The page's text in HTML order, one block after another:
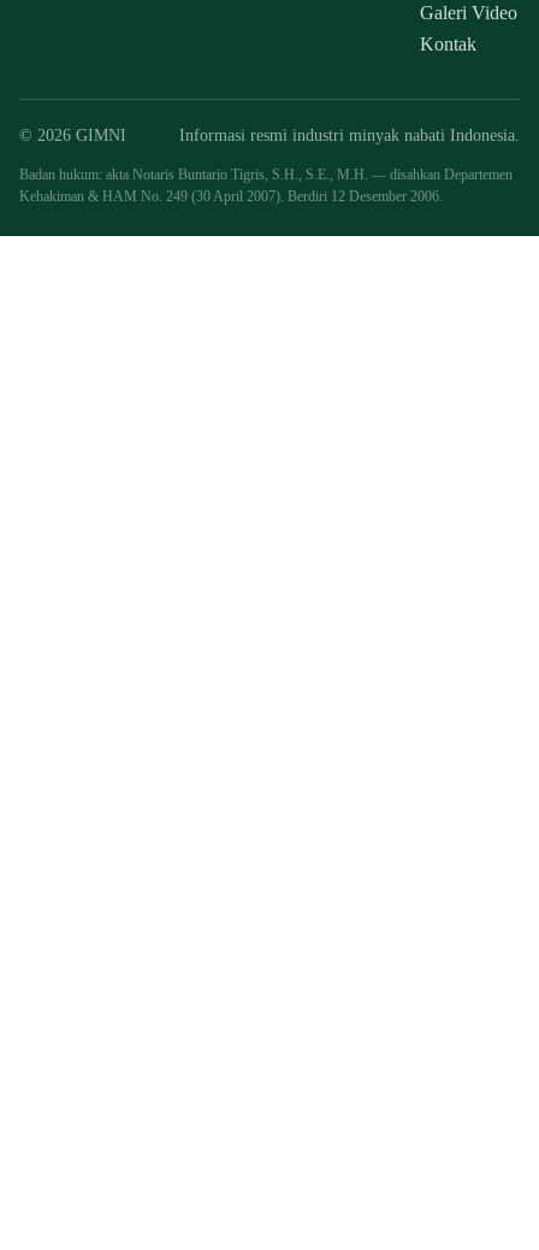
Galeri Video
Kontak
© 2026 GIMNI Informasi resmi industri minyak nabati Indonesia.
Badan hukum: akta Notaris Buntario Tigris, S.H., S.E., M.H. — disahkan Departemen
Kehakiman & HAM No. 249 (30 April 2007). Berdiri 12 Desember 2006.